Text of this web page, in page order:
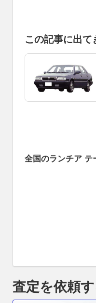
この記事に出て
全国のランチア テ
査定を依頼